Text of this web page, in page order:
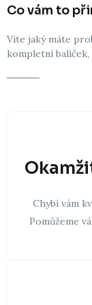
Co vám to
Víte jaký máte
kompletní
Chybí vám
Pomůžeme